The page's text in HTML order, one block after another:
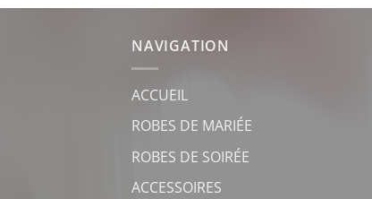
NAVIGATION
ACCUEIL
ROBES DE MARIÉE
ROBES DE SOIRÉE
ACCESSOIRES